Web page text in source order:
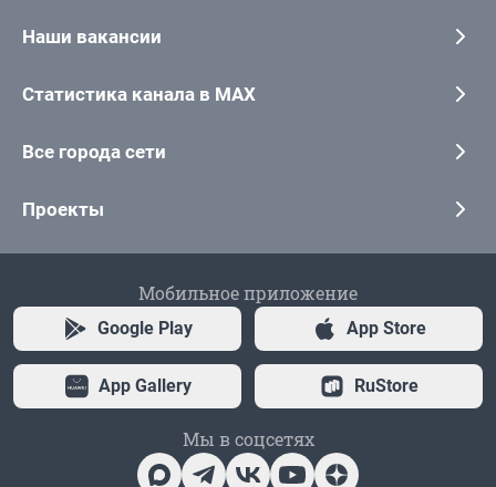
Наши вакансии
Статистика канала в MAX
Все города сети
Проекты
Мобильное приложение
Google Play App Store
App Gallery RuStore
Мы в соцсетях